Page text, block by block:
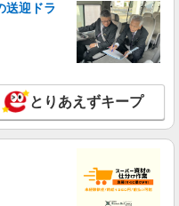
送迎ドラ
とりあえずキープ